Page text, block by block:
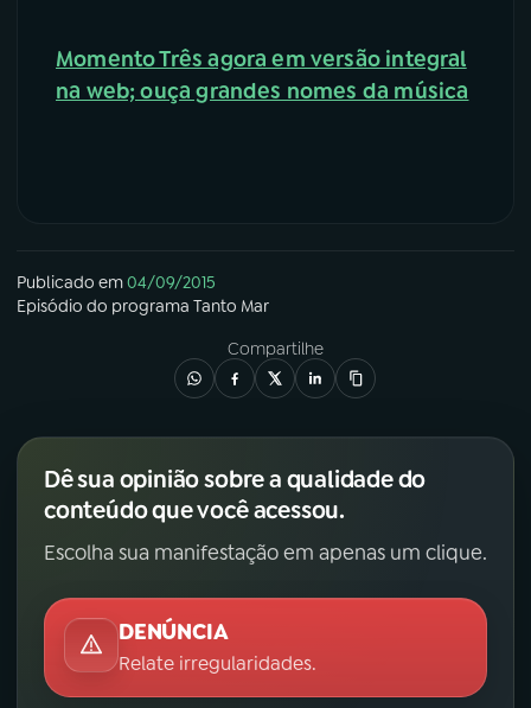
Momento Três agora em versão integral
na web; ouça grandes nomes da música
Publicado em04/09/2015
Episódio do programa Tanto Mar
Compartilhe
Dê sua opinião sobre a qualidade do
conteúdo que você acessou.
Escolha sua manifestação em apenas um clique.
DENÚNCIA
Relate irregularidades.